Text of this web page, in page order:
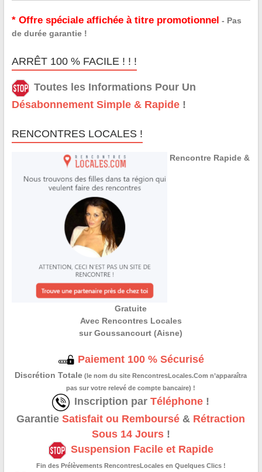
* Offre spéciale affichée à titre promotionnel - Pas
de durée garantie !
ARRÊT 100 % FACILE ! ! !
Toutes les Informations Pour Un
Désabonnement Simple & Rapide!
RENCONTRES LOCALES !
Rencontre Rapide &
Gratuite
Avec Rencontres Locales
sur Goussancourt (Aisne)
Paiement 100 % Sécurisé
Discrétion Totale (le nom du site RencontresLocales.Com n’apparaîtra
pas sur votre relevé de compte bancaire) !
Inscription parTéléphone !
GarantieSatisfait ou Remboursé & Rétraction
Sous 14 Jours!
Suspension Facile et Rapide
Fin des Prélèvements RencontresLocales en Quelques Clics !